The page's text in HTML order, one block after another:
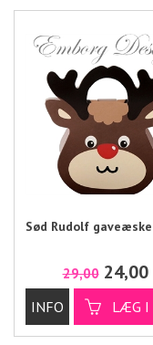
Sød Rudolf gaveæske
29,00 24,00